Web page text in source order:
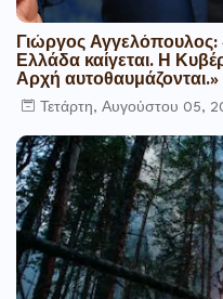
Γιώργος Αγγελόπουλος:
Ελλάδα καίγεται. Η
Αρχή αυτοθαυμάζονται.»
Τετάρτη, Αυγούστου 05,